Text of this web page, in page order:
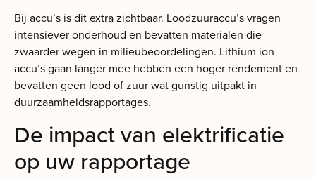
Bij accu’s is dit extra zichtbaar. Loodzuuraccu’s vragen
intensiever onderhoud en bevatten materialen die
zwaarder wegen in milieubeoordelingen. Lithium ion
accu’s gaan langer mee hebben een hoger rendement en
bevatten geen lood of zuur wat gunstig uitpakt in
duurzaamheidsrapportages.
De impact van elektrificatie
op uw rapportage